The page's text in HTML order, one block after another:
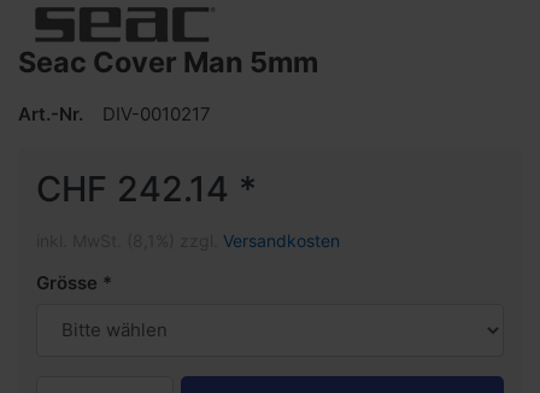
Seac Cover Man 5mm
Art.-Nr. DIV-0010217
CHF 242.14 *
Versandkosten
Grösse